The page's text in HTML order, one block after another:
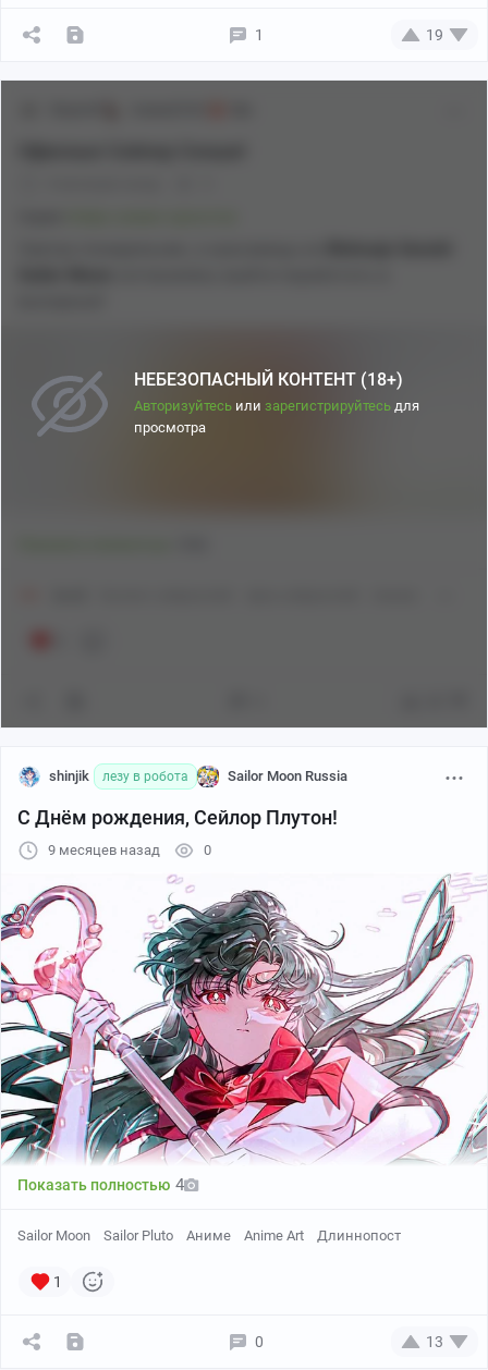
1 19
НЕБЕЗОПАСНЫЙ КОНТЕНТ (18+)
Авторизуйтесь или зарегистрируйтесь для
просмотра
shinjik лезу в робота Sailor Moon Russia
С Днём рождения, Сейлор Плутон!
9 месяцев назад 0
Показать полностью 4
Sailor Moon Sailor Pluto Аниме Anime Art Длиннопост
1
0 13